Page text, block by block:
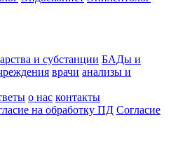
и субстанции БАДы и
врачи анализы и
о нас контакты
на обработку ПД Согласие